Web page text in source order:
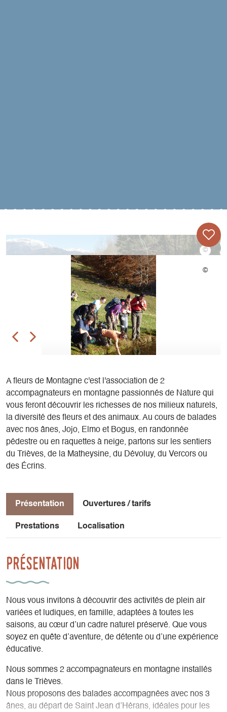
A fleurs de Montagne c'est l'association de 2
accompagnateurs en montagne passionnés de Nature qui
vous feront découvrir les richesses de nos milieux naturels,
la diversité des fleurs et des animaux. Au cours de balades
avec nos ânes, Jojo, Elmo et Bogus, en randonnée
pédestre ou en raquettes à neige, partons sur les sentiers
du Trièves, de la Matheysine, du Dévoluy, du Vercors ou
des Écrins.
Présentation Ouvertures / tarifs
Prestations Localisation
Présentation
Nous vous invitons à découvrir des activités de plein air
variées et ludiques, en famille, adaptées à toutes les
saisons, au cœur d’un cadre naturel préservé. Que vous
soyez en quête d’aventure, de détente ou d’une expérience
éducative.
Nous sommes 2 accompagnateurs en montagne installés
dans le Trièves.
Nous proposons des balades accompagnées avec nos 3
ânes, au départ de Saint Jean d’Hérans, idéales pour les